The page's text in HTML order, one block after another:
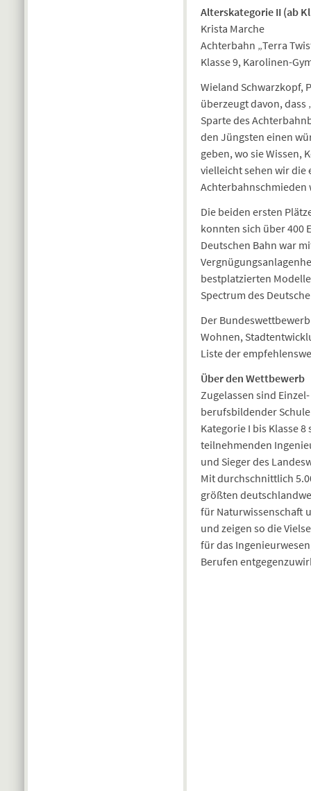
Alterskategorie II (ab
Krista Marche
Achterbahn „Terra
Klasse 9, Karolinen-
Wieland Schwarzkopf,
überzeugt davon, dass
Sparte des
den Jüngsten einen
geben, wo sie Wissen,
vielleicht sehen wir die
Achterbahnschmieden
Die beiden ersten
konnten sich über 400
Deutschen Bahn war
bestplatzierten
Spectrum des
Der
Wohnen,
Liste der
Über den Wettbewerb
Zugelassen sind
berufsbildender
Kategorie I bis Klasse
teilnehmenden
und Sieger des
Mit durchschnittlich
größten
für Naturwissenschaft
und zeigen so die
für das
Berufen